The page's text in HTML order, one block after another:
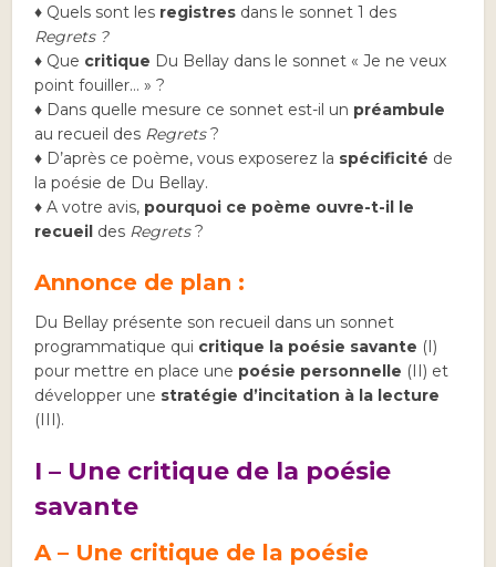
♦ Quels sont les registres dans le sonnet 1 des
Regrets ?
♦ Que critique Du Bellay dans le sonnet « Je ne veux
point fouiller… » ?
♦ Dans quelle mesure ce sonnet est-il un préambule
au recueil des Regrets?
♦ D’après ce poème, vous exposerez la spécificité de
la poésie de Du Bellay.
♦ A votre avis, pourquoi ce poème ouvre-t-il le
recueil des Regrets?
Annonce de plan :
Du Bellay présente son recueil dans un sonnet
programmatique qui critique la poésie savante (I)
pour mettre en place une poésie personnelle (II) et
développer une stratégie d’incitation à la lecture
(III).
I – Une critique de la poésie
savante
A – Une critique de la poésie